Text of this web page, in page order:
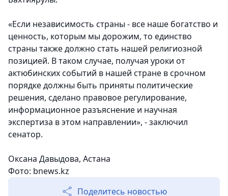
«Если независимость страны - все наше богатство и
ценность, которым мы дорожим, то единство
страны также должно стать нашей религиозной
позицией. В таком случае, получая уроки от
актюбинских событий в нашей стране в срочном
порядке должны быть приняты политические
решения, сделано правовое регулирование,
информационное разъяснение и научная
экспертиза в этом направлении», - заключил
сенатор.
Оксана Давыдова, Астана
Фото: bnews.kz
Поделитесь новостью